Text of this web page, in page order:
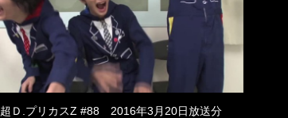
超Ｄ.プリカスZ #88 2016年3月20日放送分